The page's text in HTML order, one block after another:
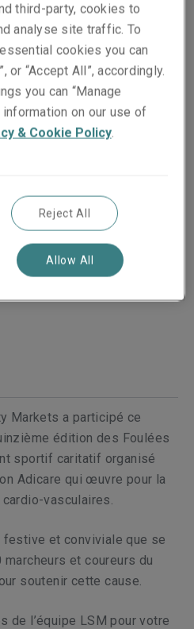
de lecture
Markets a participé ce
édition des Foulées
sportif caritatif organisé
Adicare qui œuvre pour la
vasculaires.
festive et conviviale que se
et coureurs du
soutenir cette cause.
de l’équipe LSM pour votre
third-party, cookies to
analyse site traffic. To
cookies you can
or “Accept All”, accordingly.
you can “Manage
on our use of
& Cookie Policy.
Reject All
Allow All